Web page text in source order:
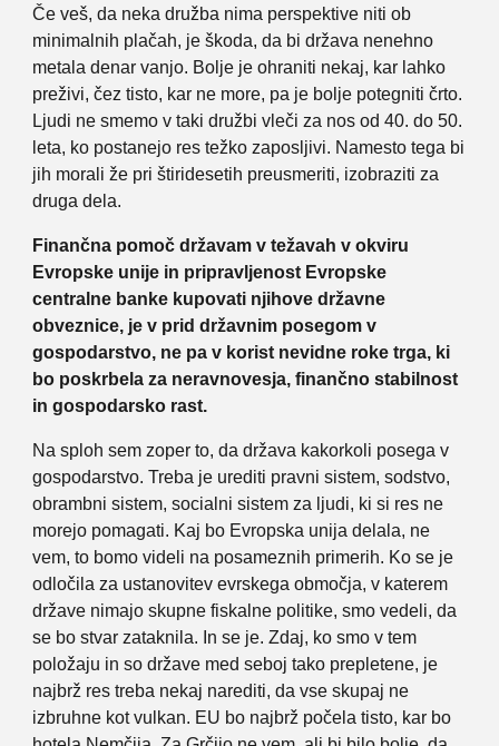
Če veš, da neka družba nima perspektive niti ob
minimalnih plačah, je škoda, da bi država nenehno
metala denar vanjo. Bolje je ohraniti nekaj, kar lahko
preživi, čez tisto, kar ne more, pa je bolje potegniti črto.
Ljudi ne smemo v taki družbi vleči za nos od 40. do 50.
leta, ko postanejo res težko zaposljivi. Namesto tega bi
jih morali že pri štiridesetih preusmeriti, izobraziti za
druga dela.
Finančna pomoč državam v težavah v okviru
Evropske unije in pripravljenost Evropske
centralne banke kupovati njihove državne
obveznice, je v prid državnim posegom v
gospodarstvo, ne pa v korist nevidne roke trga, ki
bo poskrbela za neravnovesja, finančno stabilnost
in gospodarsko rast.
Na sploh sem zoper to, da država kakorkoli posega v
gospodarstvo. Treba je urediti pravni sistem, sodstvo,
obrambni sistem, socialni sistem za ljudi, ki si res ne
morejo pomagati. Kaj bo Evropska unija delala, ne
vem, to bomo videli na posameznih primerih. Ko se je
odločila za ustanovitev evrskega območja, v katerem
države nimajo skupne fiskalne politike, smo vedeli, da
se bo stvar zataknila. In se je. Zdaj, ko smo v tem
položaju in so države med seboj tako prepletene, je
najbrž res treba nekaj narediti, da vse skupaj ne
izbruhne kot vulkan. EU bo najbrž počela tisto, kar bo